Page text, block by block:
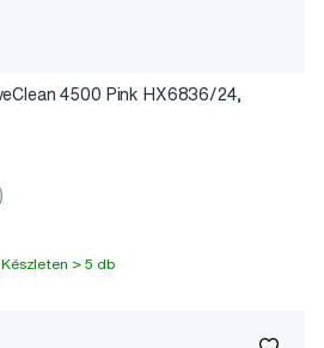
4500 Pink HX6836/24,
Készleten > 5 db